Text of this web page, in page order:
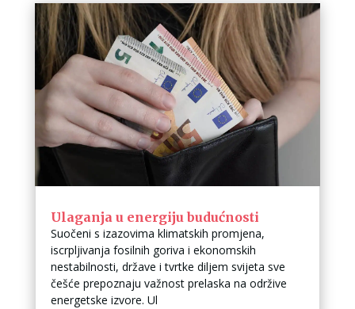
Ulaganja u energiju budućnosti
Suočeni s izazovima klimatskih promjena,
iscrpljivanja fosilnih goriva i ekonomskih
nestabilnosti, države i tvrtke diljem svijeta sve
češće prepoznaju važnost prelaska na održive
energetske izvore. Ul